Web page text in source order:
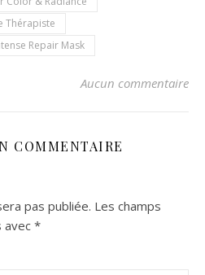
Thérapiste
Repair Mask
Aucun commentaire
COMMENTAIRE
pas publiée. Les champs
avec *